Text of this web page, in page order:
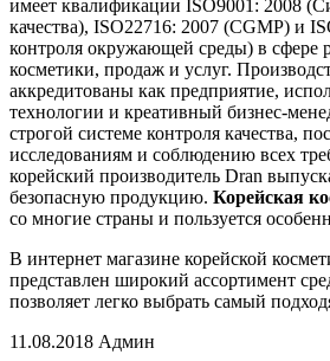
имеет квалификации ISO9001: 2008
качества), ISO22716: 2007 (CGMP) и
контроля окружающей среды) в сфере
косметики, продаж и услуг.
аккредитованы как предприятие,
технологии и креативный бизнес-
строгой системе контроля качества,
исследованиям и соблюдению всех
корейский производитель Dran
безопасную продукцию. Корейская
со многие страны и пользуется
В интернет магазине корейской
представлен широкий ассортимент
позволяет легко выбрать самый
11.08.2018 Админ